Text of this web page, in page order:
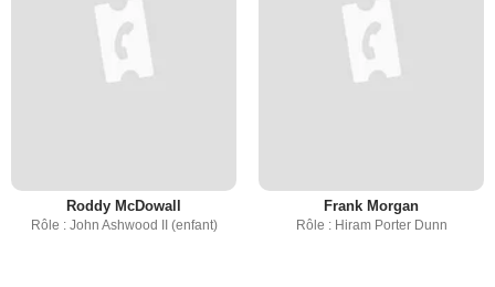
Roddy McDowall
Rôle : John Ashwood II (enfant)
Frank Morgan
Rôle : Hiram Porter Dunn